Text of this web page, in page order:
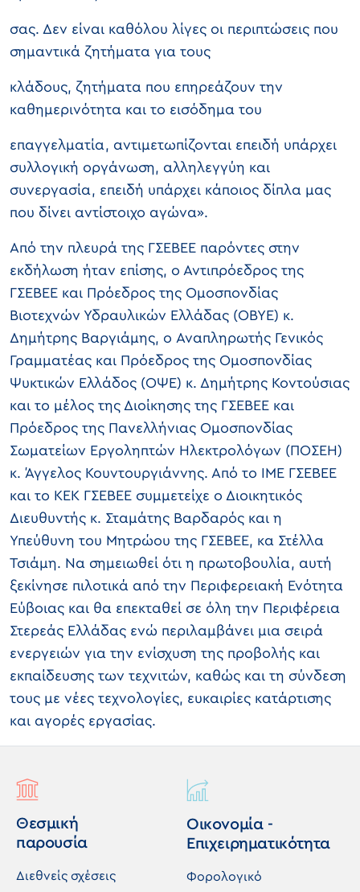
σας. Δεν είναι καθόλου λίγες οι περιπτώσεις που
σημαντικά ζητήματα για τους
κλάδους, ζητήματα που επηρεάζουν την
καθημερινότητα και το εισόδημα του
επαγγελματία, αντιμετωπίζονται επειδή υπάρχει
συλλογική οργάνωση, αλληλεγγύη και
συνεργασία, επειδή υπάρχει κάποιος δίπλα μας
που δίνει αντίστοιχο αγώνα».
Από την πλευρά της ΓΣΕΒΕΕ παρόντες στην
εκδήλωση ήταν επίσης, ο Αντιπρόεδρος της
ΓΣΕΒΕΕ και Πρόεδρος της Ομοσπονδίας
Βιοτεχνών Υδραυλικών Ελλάδας (ΟΒΥΕ) κ.
Δημήτρης Βαργιάμης, o Αναπληρωτής Γενικός
Γραμματέας και Πρόεδρος της Ομοσπονδίας
Ψυκτικών Ελλάδος (ΟΨΕ) κ. Δημήτρης Κοντούσιας
και το μέλος της Διοίκησης της ΓΣΕΒΕΕ και
Πρόεδρος της Πανελλήνιας Ομοσπονδίας
Σωματείων Εργοληπτών Ηλεκτρολόγων (ΠΟΣΕΗ)
κ. Άγγελος Κουντουργιάννης. Από το ΙΜΕ ΓΣΕΒΕΕ
και το ΚΕΚ ΓΣΕΒΕΕ συμμετείχε ο Διοικητικός
Διευθυντής κ. Σταμάτης Βαρδαρός και η
Υπεύθυνη του Μητρώου της ΓΣΕΒΕΕ, κα Στέλλα
Τσιάμη. Να σημειωθεί ότι η πρωτοβουλία, αυτή
ξεκίνησε πιλοτικά από την Περιφερειακή Ενότητα
Εύβοιας και θα επεκταθεί σε όλη την Περιφέρεια
Στερεάς Ελλάδας ενώ περιλαμβάνει μια σειρά
ενεργειών για την ενίσχυση της προβολής και
εκπαίδευσης των τεχνιτών, καθώς και τη σύνδεση
τους με νέες τεχνολογίες, ευκαιρίες κατάρτισης
και αγορές εργασίας.
Θεσμική
παρουσία
Διεθνείς σχέσεις
Οικονομία -
Επιχειρηματικότητα
Φορολογικό